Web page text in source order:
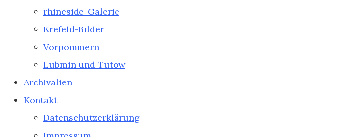
rhineside-Galerie
Krefeld-Bilder
Vorpommern
Lubmin und Tutow
Archivalien
Kontakt
Datenschutzerklärung